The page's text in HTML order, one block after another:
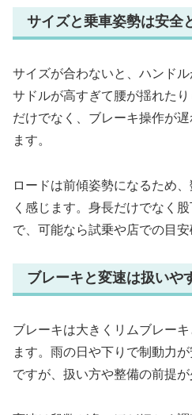
サイズと乗車姿勢は安全
サイズが合わないと、ハンドル
サドルが高すぎて腰が揺れた
だけでなく、ブレーキ操作が
ます。
ロードは前傾姿勢になるため
く感じます。身長だけでなく
で、可能なら試乗や店での目安
ブレーキと変速は扱いや
ブレーキは大きくリムブレー
ます。雨の日や下りで制動力
ですが、扱い方や整備の前提が